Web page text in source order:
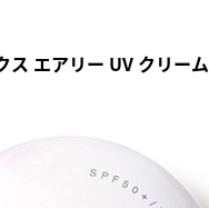
ス エアリー UV クリーム